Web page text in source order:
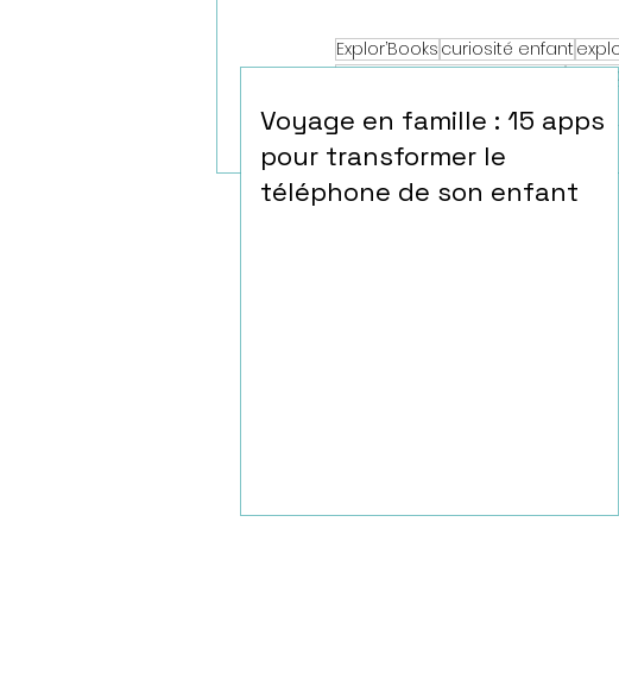
Explor’Books curiosité enfant
voyage éducatif en famille
Anciens articles
Voyage en famille : 15 apps
pour transformer le
téléphone de son enfant